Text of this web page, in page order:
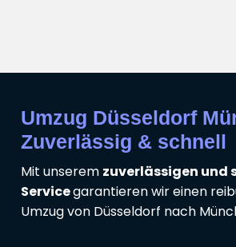
Umzug Düsseldorf
Zuverlässig & schnell
Mit unserem zuverlässigen und
Servicegarantieren wir einen
Umzug von Düsseldorf nach